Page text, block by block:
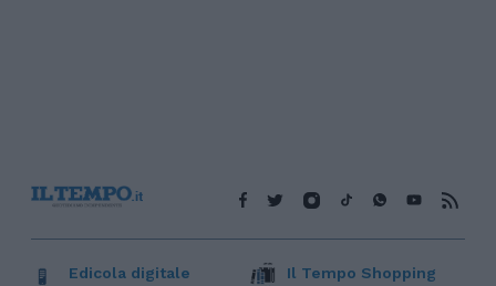
Edicola digitale Il Tempo Shopping